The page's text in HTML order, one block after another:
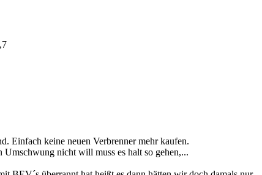
Einfach keine neuen Verbrenner mehr kaufen.
nicht will muss es halt so gehen,...